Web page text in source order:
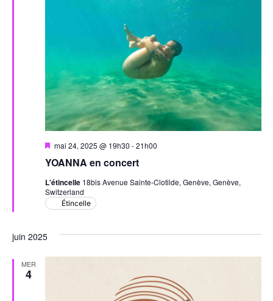
YOANNA en concert
Mis
avant
mai 24, 2025 @ 19h30 -21h00
L'étincelle 18bis Avenue Sainte-Clotilde, Genève, Genève,
Switzerland
Étincelle
juin 2025
MER
4